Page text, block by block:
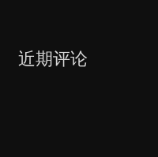
近期评论